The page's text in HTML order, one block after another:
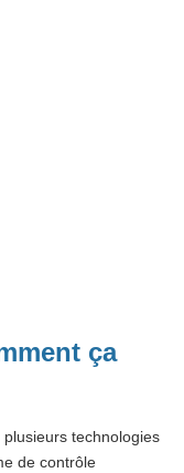
ça
technologies
de contrôle